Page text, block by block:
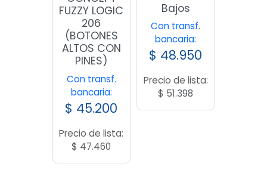
FUZZY LOGIC
206
(BOTONES
ALTOS CON
PINES)
Con transf.
bancaria:
$ 45.200
Precio de lista:
$ 47.460
Bajos
Con transf.
bancaria:
$ 48.950
Precio de lista:
$ 51.398